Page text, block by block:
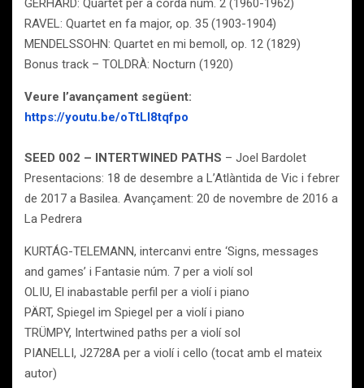
GERHARD: Quartet per a corda núm. 2 (1960-1962)
RAVEL: Quartet en fa major, op. 35 (1903-1904)
MENDELSSOHN: Quartet en mi bemoll, op. 12 (1829)
Bonus track – TOLDRÀ: Nocturn (1920)
Veure l’avançament següent:
https://youtu.be/oTtLl8tqfpo
SEED 002 – INTERTWINED PATHS – Joel Bardolet
Presentacions: 18 de desembre a L’Atlàntida de Vic i febrer
de 2017 a Basilea. Avançament: 20 de novembre de 2016 a
La Pedrera
KURTÁG-TELEMANN, intercanvi entre ‘Signs, messages
and games’ i Fantasie núm. 7 per a violí sol
OLIU, El inabastable perfil per a violí i piano
PÄRT, Spiegel im Spiegel per a violí i piano
TRÜMPY, Intertwined paths per a violí sol
PIANELLI, J2728A per a violí i cello (tocat amb el mateix
autor)